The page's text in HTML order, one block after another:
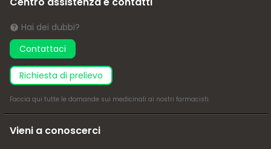
Hai dei dubbi?
Contattaci
richiesta di prelievo
Faccia qui tutte le domande sui medicinali ai nostri farmacisti.
Vieni a conoscerci